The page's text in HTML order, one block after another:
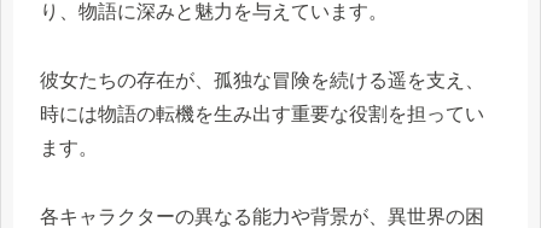
り、物語に深みと魅力を与えています。
彼女たちの存在が、孤独な冒険を続ける遥を支え、
時には物語の転機を生み出す重要な役割を担ってい
ます。
各キャラクターの異なる能力や背景が、異世界の困